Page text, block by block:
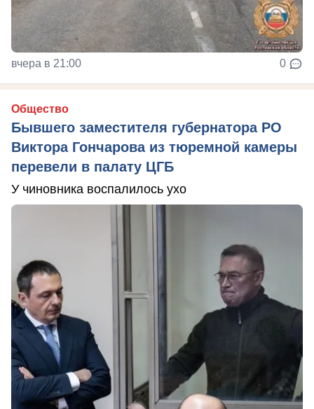
вчера в 21:00 0
Общество
Бывшего заместителя губернатора РО
Виктора Гончарова из тюремной камеры
перевели в палату ЦГБ
У чиновника воспалилось ухо